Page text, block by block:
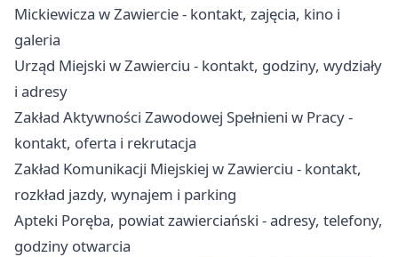
Mickiewicza w Zawiercie - kontakt, zajęcia, kino i
galeria
Urząd Miejski w Zawierciu - kontakt, godziny, wydziały
i adresy
Zakład Aktywności Zawodowej Spełnieni w Pracy -
kontakt, oferta i rekrutacja
Zakład Komunikacji Miejskiej w Zawierciu - kontakt,
rozkład jazdy, wynajem i parking
Apteki Poręba, powiat zawierciański - adresy, telefony,
godziny otwarcia